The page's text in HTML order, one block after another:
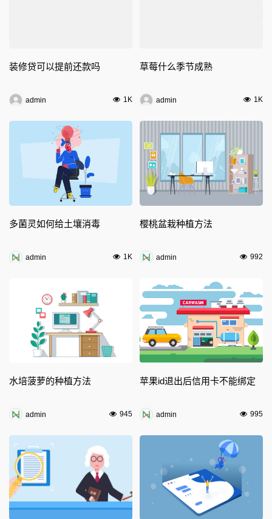
装修贷可以提前还款吗
admin 1K
草莓什么季节成熟
admin 1K
多菌灵如何给土壤消毒
admin 1K
樱桃盆栽种植方法
admin 992
水培菠萝的种植方法
admin 945
苹果id退出后信用卡不能绑定
admin 995